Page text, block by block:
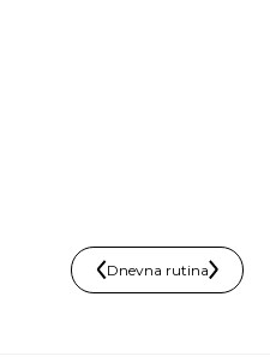
Dnevna rutina